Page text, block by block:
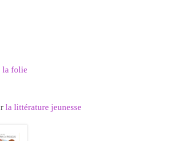
la folie
la littérature jeunesse